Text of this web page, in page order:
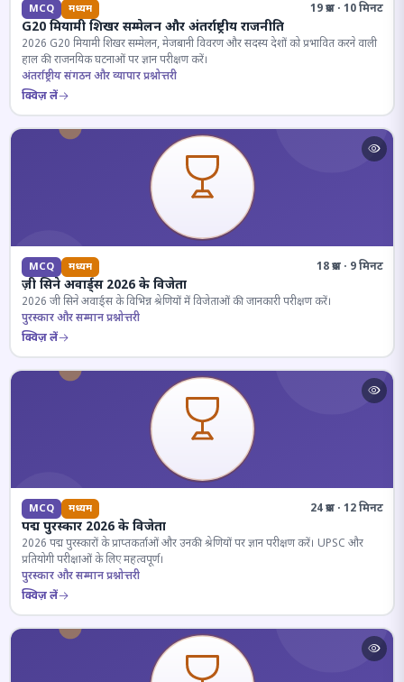
MCQ मध्यम 19 प्रश्न · 10 मिनट
G20 मियामी शिखर सम्मेलन और अंतर्राष्ट्रीय राजनीति
2026 G20 मियामी शिखर सम्मेलन, मेजबानी विवरण और सदस्य देशों को प्रभावित करने वाली
हाल की राजनयिक घटनाओं पर ज्ञान परीक्षण करें।
अंतर्राष्ट्रीय संगठन और व्यापार प्रश्नोत्तरी
क्विज़ लें
MCQ मध्यम 18 प्रश्न · 9 मिनट
ज़ी सिने अवार्ड्स 2026 के विजेता
2026 जी सिने अवार्ड्स के विभिन्न श्रेणियों में विजेताओं की जानकारी परीक्षण करें।
पुरस्कार और सम्मान प्रश्नोत्तरी
क्विज़ लें
MCQ मध्यम 24 प्रश्न · 12 मिनट
पद्म पुरस्कार 2026 के विजेता
2026 पद्म पुरस्कारों के प्राप्तकर्ताओं और उनकी श्रेणियों पर ज्ञान परीक्षण करें। UPSC और
प्रतियोगी परीक्षाओं के लिए महत्वपूर्ण।
पुरस्कार और सम्मान प्रश्नोत्तरी
क्विज़ लें